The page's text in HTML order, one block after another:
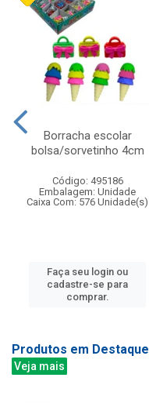
Borracha escolar
bolsa/sorvetinho 4cm
Código: 495186
Embalagem: Unidade
Caixa Com: 576 Unidade(s)
Faça seu login ou
cadastre-se para
comprar.
Produtos em Destaque
Veja mais